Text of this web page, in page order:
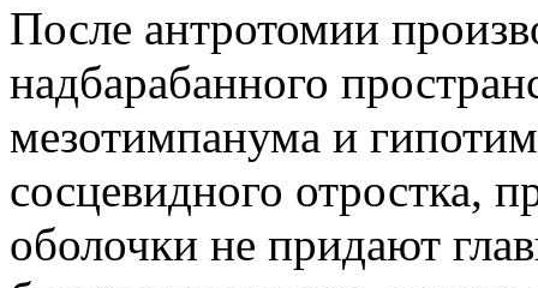
После антротомии
надбарабанного
мезотимпанума и
сосцевидного отростка,
оболочки не придают